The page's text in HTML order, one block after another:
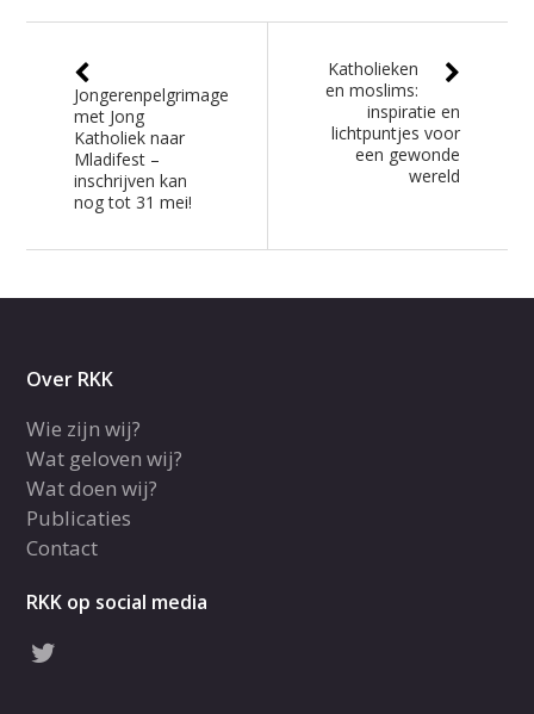
Jongerenpelgrimage
met Jong
Katholiek naar
Mladifest –
inschrijven kan
nog tot 31 mei!
Katholieken
en moslims:
inspiratie en
lichtpuntjes voor
een gewonde
wereld
Over RKK
Wie zijn wij?
Wat geloven wij?
Wat doen wij?
Publicaties
Contact
RKK op social media